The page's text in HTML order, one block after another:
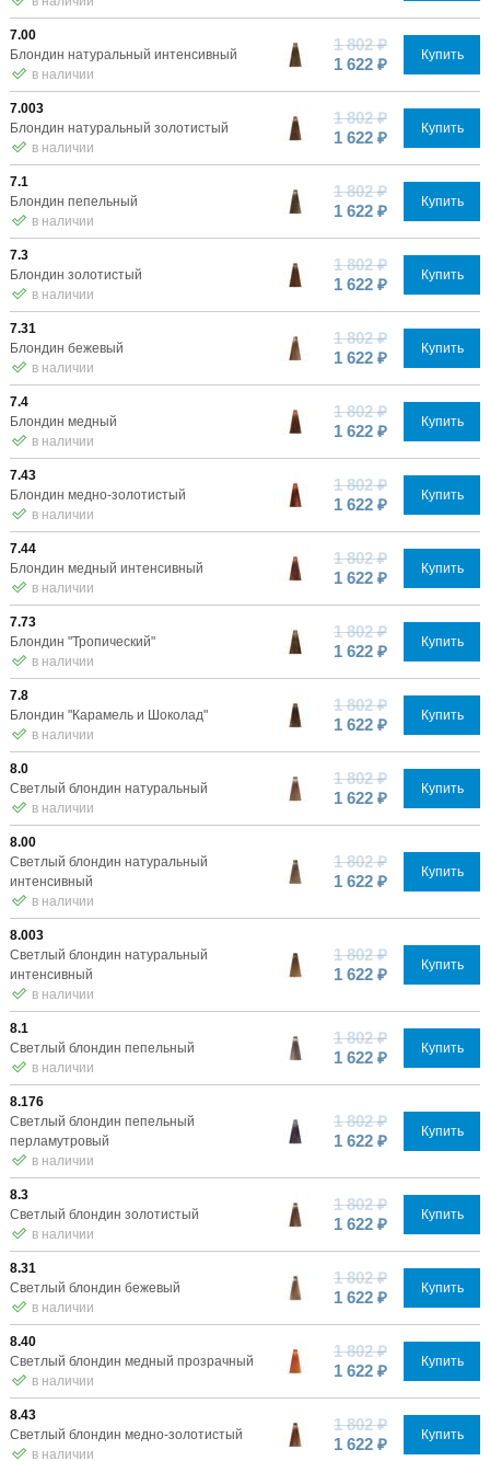
7.00
Блондин натуральный интенсивный
в наличии
1 802 ₽
1 622 ₽
Купить
7.003
Блондин натуральный золотистый
в наличии
1 802 ₽
1 622 ₽
Купить
7.1
Блондин пепельный
в наличии
1 802 ₽
1 622 ₽
Купить
7.3
Блондин золотистый
в наличии
1 802 ₽
1 622 ₽
Купить
7.31
Блондин бежевый
в наличии
1 802 ₽
1 622 ₽
Купить
7.4
Блондин медный
в наличии
1 802 ₽
1 622 ₽
Купить
7.43
Блондин медно-золотистый
в наличии
1 802 ₽
1 622 ₽
Купить
7.44
Блондин медный интенсивный
в наличии
1 802 ₽
1 622 ₽
Купить
7.73
Блондин "Тропический"
в наличии
1 802 ₽
1 622 ₽
Купить
7.8
Блондин "Карамель и Шоколад"
в наличии
1 802 ₽
1 622 ₽
Купить
8.0
Светлый блондин натуральный
в наличии
1 802 ₽
1 622 ₽
Купить
8.00
Светлый блондин натуральный
интенсивный
в наличии
1 802 ₽
1 622 ₽
Купить
8.003
Светлый блондин натуральный
интенсивный
в наличии
1 802 ₽
1 622 ₽
Купить
8.1
Светлый блондин пепельный
в наличии
1 802 ₽
1 622 ₽
Купить
8.176
Светлый блондин пепельный
перламутровый
в наличии
1 802 ₽
1 622 ₽
Купить
8.3
Светлый блондин золотистый
в наличии
1 802 ₽
1 622 ₽
Купить
8.31
Светлый блондин бежевый
в наличии
1 802 ₽
1 622 ₽
Купить
8.40
Светлый блондин медный прозрачный
в наличии
1 802 ₽
1 622 ₽
Купить
8.43
Светлый блондин медно-золотистый
в наличии
1 802 ₽
1 622 ₽
Купить